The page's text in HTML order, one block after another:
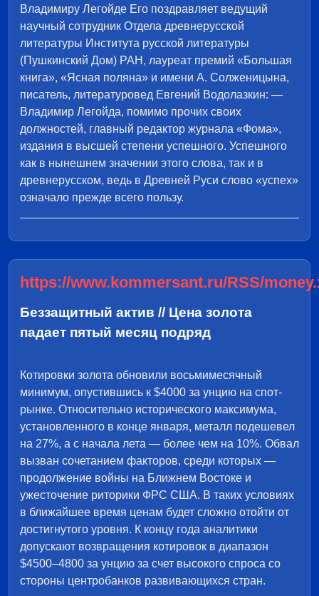
Владимиру Легойде Его поздравляет ведущий
научный сотрудник Отдела древнерусской
литературы Института русской литературы
(Пушкинский Дом) РАН, лауреат премий «Большая
книга», «Ясная поляна» и имени А. Солженицына,
писатель, литературовед Евгений Водолазкин: —
Владимир Легойда, помимо прочих своих
должностей, главный редактор журнала «Фома»,
издания в высшей степени успешного. Успешного
как в нынешнем значении этого слова, так и в
древнерусском, ведь в Древней Руси слово «успех»
означало прежде всего пользу.
https://www.kommersant.ru/RSS/
Беззащитный актив // Цена золота
падает пятый месяц подряд
Котировки золота обновили восьмимесячный
минимум, опустившись к $4000 за унцию на спот-
рынке. Относительно исторического максимума,
установленного в конце января, металл подешевел
на 27%, а с начала лета — более чем на 10%. Обвал
вызван сочетанием факторов, среди которых —
продолжение войны на Ближнем Востоке и
ужесточение риторики ФРС США. В таких условиях
в ближайшее время ценам будет сложно отойти от
достигнутого уровня. К концу года аналитики
допускают возвращения котировок в диапазон
$4500–4800 за унцию за счет высокого спроса со
стороны центробанков развивающихся стран.